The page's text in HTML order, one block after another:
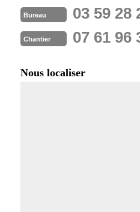
Bureau 03 59 28
Chantier 07 61 96
Nous localiser